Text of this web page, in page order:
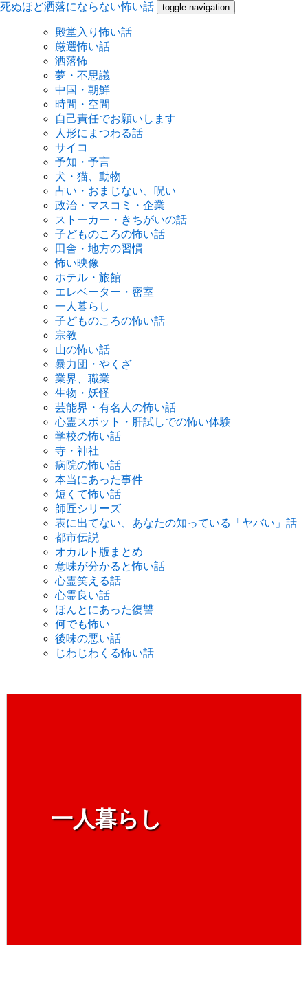
死ぬほど洒落にならない怖い話 toggle navigation
殿堂入り怖い話
厳選怖い話
洒落怖
夢・不思議
中国・朝鮮
時間・空間
自己責任でお願いします
人形にまつわる話
サイコ
予知・予言
犬・猫、動物
占い・おまじない、呪い
政治・マスコミ・企業
ストーカー・きちがいの話
子どものころの怖い話
田舎・地方の習慣
怖い映像
ホテル・旅館
エレベーター・密室
一人暮らし
子どものころの怖い話
宗教
山の怖い話
暴力団・やくざ
業界、職業
生物・妖怪
芸能界・有名人の怖い話
心霊スポット・肝試しでの怖い体験
学校の怖い話
寺・神社
病院の怖い話
本当にあった事件
短くて怖い話
師匠シリーズ
表に出てない、あなたの知っている「ヤバい」話
都市伝説
オカルト版まとめ
意味が分かると怖い話
心霊笑える話
心霊良い話
ほんとにあった復讐
何でも怖い
後味の悪い話
じわじわくる怖い話
一人暮らし